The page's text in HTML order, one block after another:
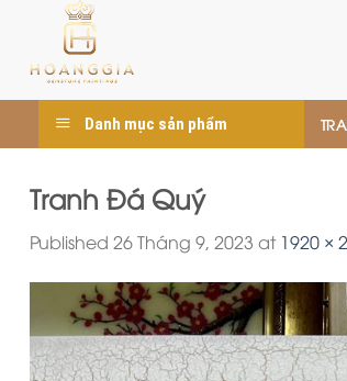
content
Danh mục sản phẩm
Tranh Đá Quý
Published 26 Tháng 9, 2023 at 1920 ×